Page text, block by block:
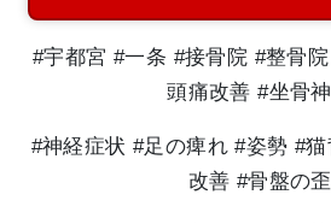
#宇都宮 #一条 #接骨院 #整骨
頭痛改善 #坐骨
#神経症状 #足の痺れ #姿勢 #
改善 #骨盤の